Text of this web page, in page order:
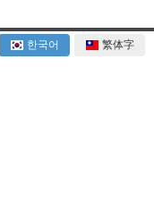
한국어 繁体字